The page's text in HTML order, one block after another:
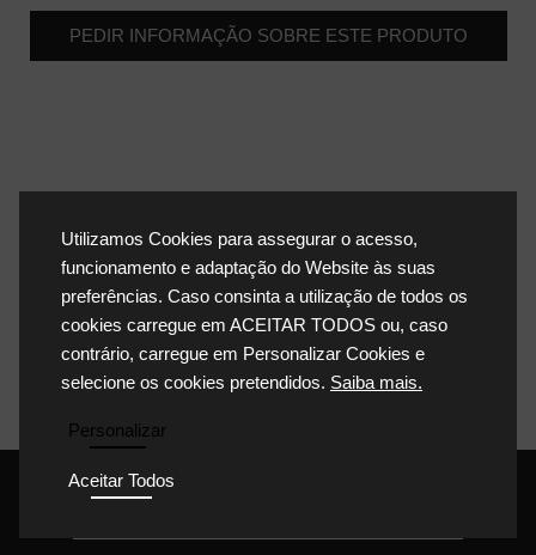
PEDIR INFORMAÇÃO SOBRE ESTE PRODUTO
Utilizamos Cookies para assegurar o acesso,
funcionamento e adaptação do Website às suas
preferências. Caso consinta a utilização de todos os
cookies carregue em ACEITAR TODOS ou, caso
contrário, carregue em Personalizar Cookies e
selecione os cookies pretendidos. Saiba mais.
Personalizar
Aceitar Todos